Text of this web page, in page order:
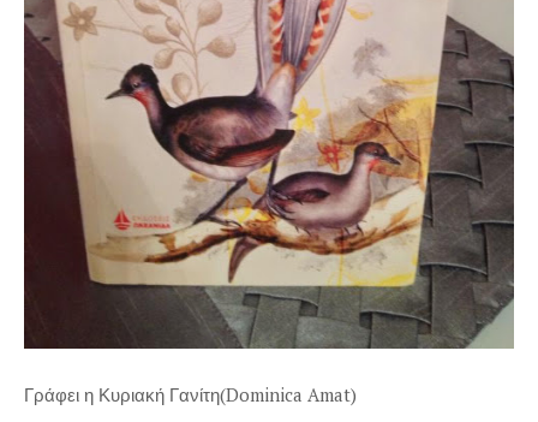
Γράφει η Κυριακή Γανίτη(Dominica Amat)